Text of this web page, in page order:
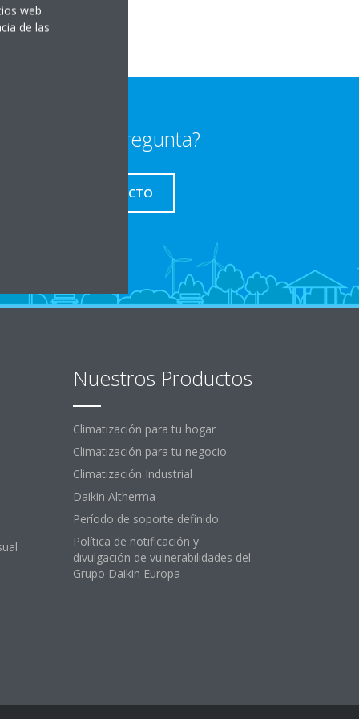
¿Alguna pregunta?
CONTACTO
Nuestros Productos
Climatización para tu hogar
Climatización para tu negocio
Climatización Industrial
Daikin Altherma
Período de soporte definido
Política de notificación y
divulgación de vulnerabilidades del
Grupo Daikin Europa
web
de las